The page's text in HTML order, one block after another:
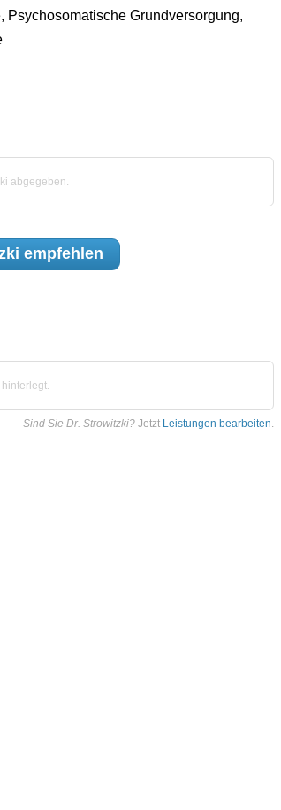
Psychosomatische Grundversorgung,
abgegeben.
empfehlen
Sind Sie Dr. Strowitzki? Jetzt Leistungen bearbeiten.